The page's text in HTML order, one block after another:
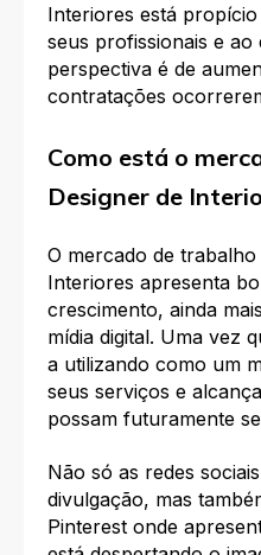
Interiores está
seus profissionais e
perspectiva é de
contratações
Como está o
Designer de
O mercado de
Interiores apresenta
crescimento, ainda
mídia digital. Uma vez
a utilizando como um
seus serviços e
possam futuramente
Não só as redes
divulgação, mas
Pinterest onde